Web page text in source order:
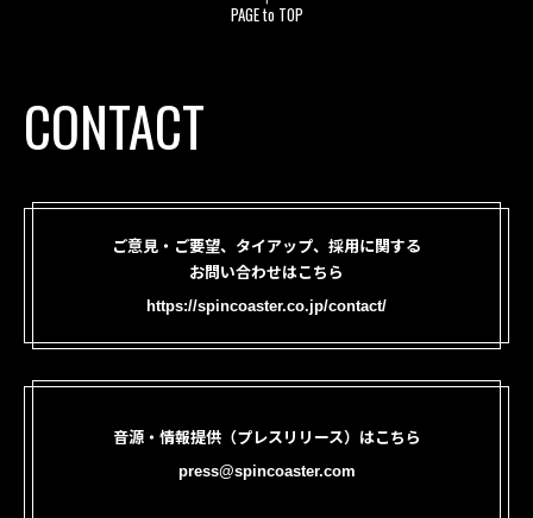
PAGE to TOP
CONTACT
ご意見・ご要望、タイアップ、採用に関する
お問い合わせはこちら
https://spincoaster.co.jp/contact/
音源・情報提供（プレスリリース）はこちら
press@spincoaster.com